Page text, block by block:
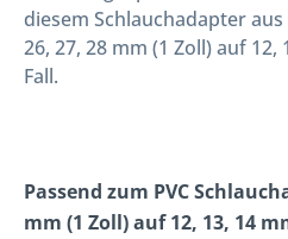
diesem Schlauchadapter
26, 27, 28 mm (1 Zoll) auf
Fall.
Passend zum PVC
mm (1 Zoll) auf 12, 13, 14